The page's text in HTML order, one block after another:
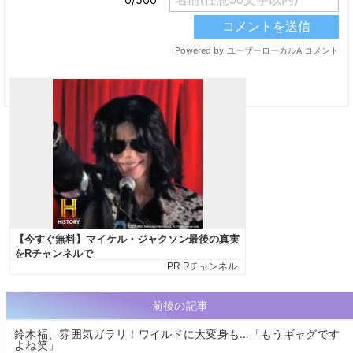
前後の記事
鈴木福、雰囲気ガラリ！ワイルドに大変身も…「もうギャグです
よね笑」